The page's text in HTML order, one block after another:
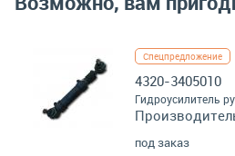
Спецпредложение
4320-3405010
Гидроусилитель
под заказ